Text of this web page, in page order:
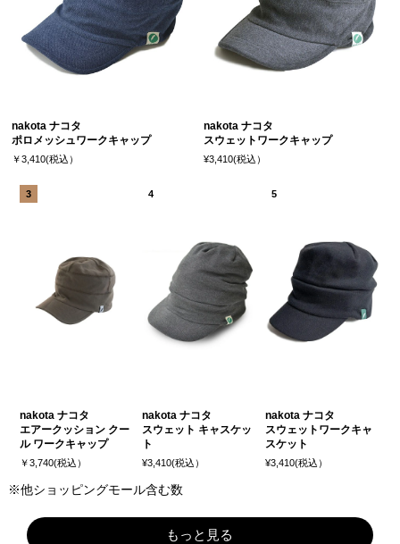
nakota ナコタ
ポロメッシュワークキャップ
￥3,410(税込）
nakota ナコタ
スウェットワークキャップ
¥3,410(税込）
nakota ナコタ
エアークッション クー
ル ワークキャップ
￥3,740(税込）
nakota ナコタ
スウェット キャスケッ
ト
¥3,410(税込）
nakota ナコタ
スウェットワークキャ
スケット
¥3,410(税込）
※他ショッピングモール含む数
もっと見る